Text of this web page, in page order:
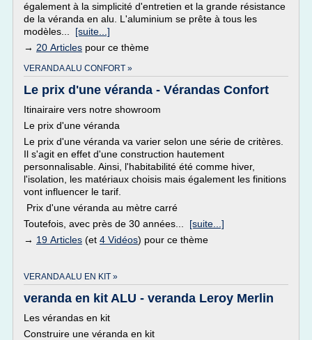
également à la simplicité d'entretien et la grande résistance
de la véranda en alu. L'aluminium se prête à tous les
modèles... [suite...]
→ 20 Articles pour ce thème
VERANDA ALU CONFORT »
Le prix d'une véranda - Vérandas Confort
Itinairaire vers notre showroom
Le prix d'une véranda
Le prix d'une véranda va varier selon une série de critères.
Il s'agit en effet d'une construction hautement
personnalisable. Ainsi, l'habitabilité été comme hiver,
l'isolation, les matériaux choisis mais également les finitions
vont influencer le tarif.
Prix d'une véranda au mètre carré
Toutefois, avec près de 30 années... [suite...]
→ 19 Articles (et 4 Vidéos) pour ce thème
VERANDA ALU EN KIT »
veranda en kit ALU - veranda Leroy Merlin
Les vérandas en kit
Construire une véranda en kit